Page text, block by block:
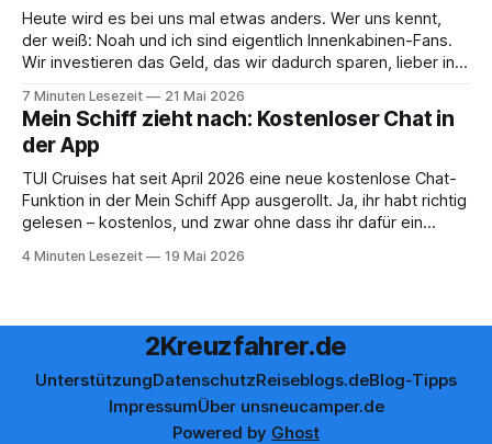
Heute wird es bei uns mal etwas anders. Wer uns kennt,
der weiß: Noah und ich sind eigentlich Innenkabinen-Fans.
Wir investieren das Geld, das wir dadurch sparen, lieber in
Cocktail an der Bar. Auch auf einer unserer letzten Reisen
7 Minuten Lesezeit 21 Mai 2026
Mein Schiff zieht nach: Kostenloser Chat in
der App
TUI Cruises hat seit April 2026 eine neue kostenlose Chat-
Funktion in der Mein Schiff App ausgerollt. Ja, ihr habt richtig
gelesen – kostenlos, und zwar ohne dass ihr dafür ein
bisschen kritisch, wenn neue App-Features angekündigt
4 Minuten Lesezeit 19 Mai 2026
2Kreuzfahrer.de
UnterstützungDatenschutzReiseblogs.deBlog-Tipps
ImpressumÜber unsneucamper.de
Powered by Ghost